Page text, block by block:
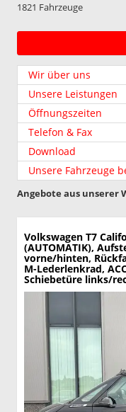
1821 Fahrzeuge
Wir über uns
Unsere Leistungen
Öffnungszeiten
Telefon & Fax
Download
Unsere Fahrzeuge
Angebote aus unserer
Volkswagen T7
(AUTOMATIK),
vorne/hinten,
M-Lederlenkrad,
Schiebetüre links/